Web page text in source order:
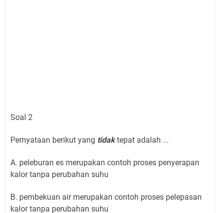
Soal 2
Pernyataan berikut yang tidaktepat adalah ...
A. peleburan es merupakan contoh proses penyerapan
kalor tanpa perubahan suhu
B. pembekuan air merupakan contoh proses pelepasan
kalor tanpa perubahan suhu